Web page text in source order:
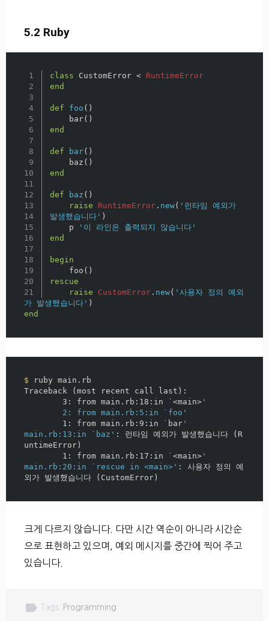
5.2 Ruby
1
2
3
4
5
6
7
8
9
10
11
12
13
14
15
16
17
18
19
20
class CustomError < RuntimeError
end
def foo ()
bar()
end
def bar()
baz ()
end
def baz ()
raise
RuntimeError . new( '런타임 예외가
발생했습니다' )
p
'이 라인은 출력되지 않습니다'
end
begin
foo ()
rescue
raise
CustomError . new( '사용자 정의 예외
가 발생했습니다' )
end
$
ruby main.rb
Traceback
(most recent call last ) :
  	3: from main.rb:18:in
` <main> '
  	2: from main.rb:5:in `foo'
  	1: from main.rb:9:in
` bar '
main.rb:13:in `baz' : 런타임 예외가 발생했습니다 ( R
untimeError)
  	1: from main.rb:17:in
` <main> '
main.rb:20:in `rescue in <main>' : 사용자 정의 예
외가 발생했습니다
( CustomError)
크게 다르지 않습니다. 다만 시간 역순이 아니라 시간순
으로 표현하고 있으며, 예외 메시지를 중간에 찍어 주고
있습니다.
label Tags: Programming